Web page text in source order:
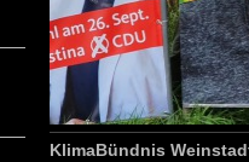
KlimaBündnis